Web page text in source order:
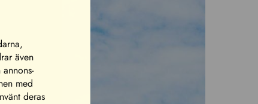
även
med
deras